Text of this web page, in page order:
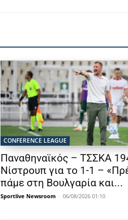
CONFERENCE LEAGUE
Παναθηναϊκός – ΤΣΣΚΑ
Νίστρουπ για το 1-1 –
πάμε στη Βουλγαρία και...
Sportlive Newsroom - 06/08/2026 01:10